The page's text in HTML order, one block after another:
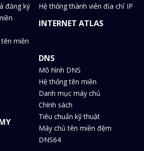
đăng ký
miền
Hệ thống thành viên địa chỉ IP
INTERNET ATLAS
DNS
Mô hình DNS
Hệ thống tên miền
Danh mục máy chủ
Chính sách
Tiêu chuẩn kỹ thuật
Máy chủ tên miền đệm
DNS64